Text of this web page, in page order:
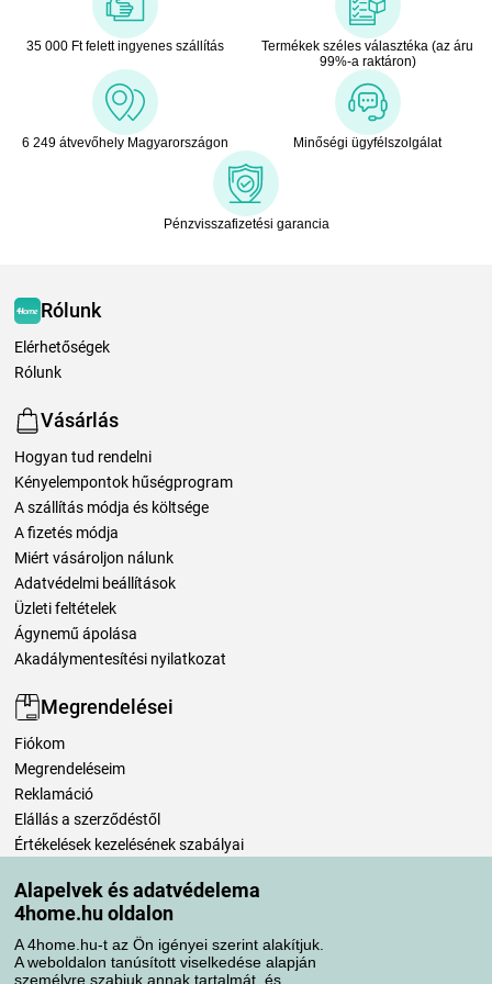
Alapelvek és adatvédelema
4home.hu oldalon
A 4home.hu-t az Ön igényei szerint alakítjuk.
A weboldalon tanúsított viselkedése alapján
személyre szabjuk annak tartalmát, és
35 000 Ft felett ingyenes szállítás
Termékek széles választéka (az áru
99%-a raktáron)
6 249 átvevőhely Magyarországon Minőségi ügyfélszolgálat
Pénzvisszafizetési garancia
Rólunk
Elérhetőségek
Rólunk
Vásárlás
Hogyan tud rendelni
Kényelempontok hűségprogram
A szállítás módja és költsége
A fizetés módja
Miért vásároljon nálunk
Adatvédelmi beállítások
Üzleti feltételek
Ágynemű ápolása
Akadálymentesítési nyilatkozat
Megrendelései
Fiókom
Megrendeléseim
Reklamáció
Elállás a szerződéstől
Értékelések kezelésének szabályai
Szállítási módok